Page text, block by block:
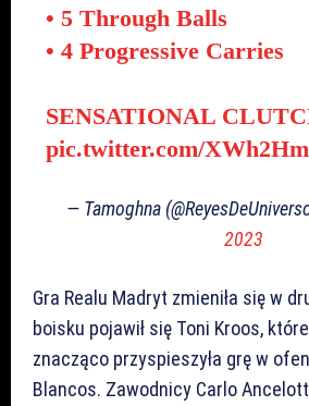
• 5 Through Balls
• 4 Progressive Carries
SENSATIONAL
pic.twitter.com/
— Tamoghna
2023
Gra Realu Madryt zmieniła się w
boisku pojawił się Toni Kroos,
znacząco przyspieszyła grę w
Blancos. Zawodnicy Carlo